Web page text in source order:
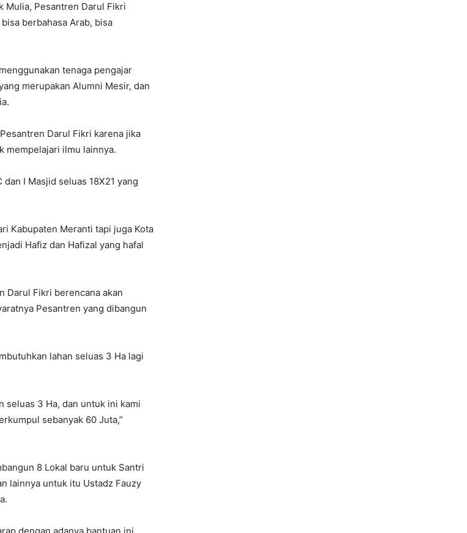
Mulia, Pesantren Darul Fikri
berbahasa Arab, bisa
tenaga pengajar
merupakan Alumni Mesir, dan
Darul Fikri karena jika
mempelajari ilmu lainnya.
I Masjid seluas 18X21 yang
Kabupaten Meranti tapi juga Kota
Hafiz dan Hafizal yang hafal
Darul Fikri berencana akan
Pesantren yang dibangun
lahan seluas 3 Ha lagi
seluas 3 Ha, dan untuk ini kami
sebanyak 60 Juta,”
8 Lokal baru untuk Santri
lainnya untuk itu Ustadz Fauzy